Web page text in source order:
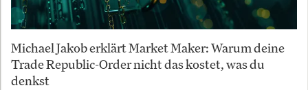
Michael Jakob erklärt Market Maker: Warum deine
Trade Republic-Order nicht das kostet, was du
denkst